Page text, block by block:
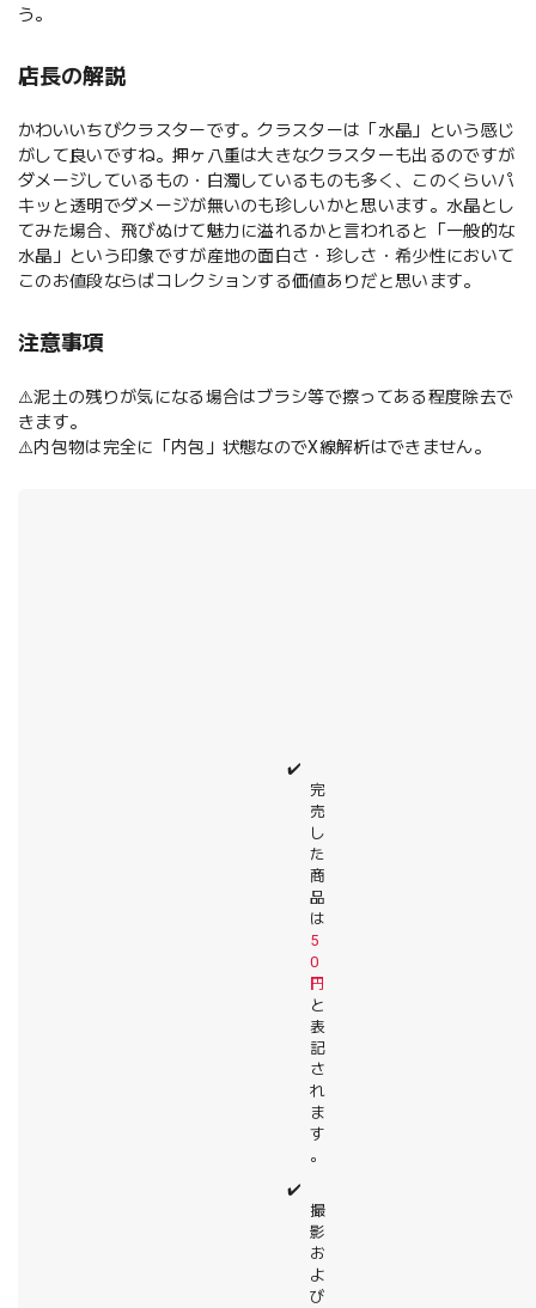
う。
店長の解説
かわいいちびクラスターです。クラスターは「水晶」という感じ
がして良いですね。押ヶ八重は大きなクラスターも出るのですが
ダメージしているもの・白濁しているものも多く、このくらいパ
キッと透明でダメージが無いのも珍しいかと思います。水晶とし
てみた場合、飛びぬけて魅力に溢れるかと言われると「一般的な
水晶」という印象ですが産地の面白さ・珍しさ・希少性において
このお値段ならばコレクションする価値ありだと思います。
注意事項
⚠️泥土の残りが気になる場合はブラシ等で擦ってある程度除去で
きます。
⚠️内包物は完全に「内包」状態なのでX線解析はできません。
✔️
完
売
し
た
商
品
は
5
0
円
と
表
記
さ
れ
ま
す
。
✔️
撮
影
お
よ
び